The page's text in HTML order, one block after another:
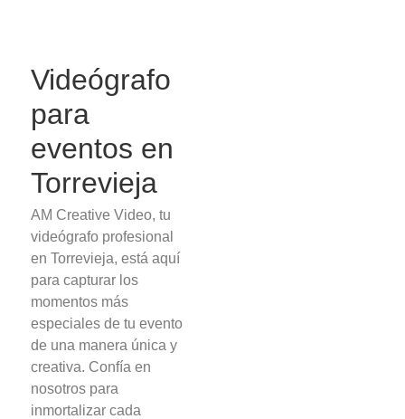
Videógrafo
para
eventos en
Torrevieja
AM Creative Video, tu
videógrafo profesional
en Torrevieja, está aquí
para capturar los
momentos más
especiales de tu evento
de una manera única y
creativa. Confía en
nosotros para
inmortalizar cada